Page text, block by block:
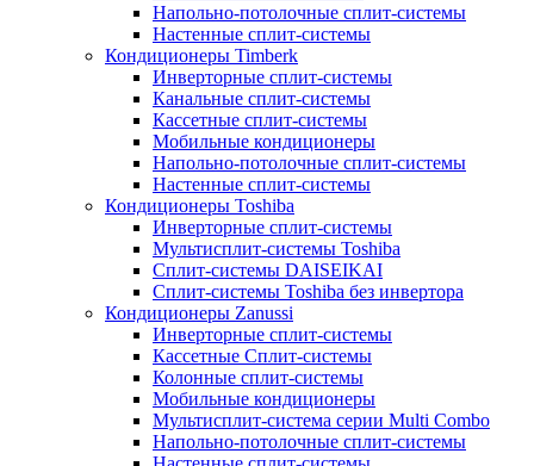
Напольно-потолочные сплит-системы
Настенные сплит-системы
Кондиционеры Timberk
Инверторные сплит-системы
Канальные сплит-системы
Кассетные сплит-системы
Мобильные кондиционеры
Напольно-потолочные сплит-системы
Настенные сплит-системы
Кондиционеры Toshiba
Инверторные сплит-системы
Мультисплит-системы Toshiba
Сплит-системы DAISEIKAI
Сплит-системы Toshiba без инвертора
Кондиционеры Zanussi
Инверторные сплит-системы
Кассетные Сплит-системы
Колонные сплит-системы
Мобильные кондиционеры
Мультисплит-система серии Multi Combo
Напольно-потолочные сплит-системы